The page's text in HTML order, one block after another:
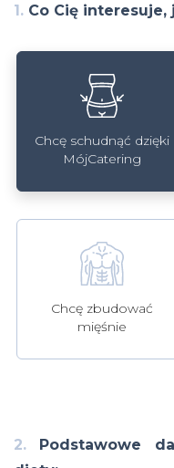
1. Co Cię
Chcę schudnąć dzięki
MójCatering
Chcę zbudować
mięśnie
2. Podstawowe